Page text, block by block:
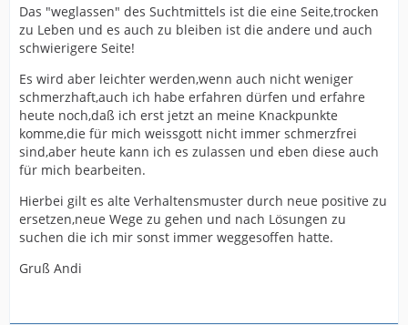
Das "weglassen" des Suchtmittels ist die eine Seite,trocken
zu Leben und es auch zu bleiben ist die andere und auch
schwierigere Seite!
Es wird aber leichter werden,wenn auch nicht weniger
schmerzhaft,auch ich habe erfahren dürfen und erfahre
heute noch,daß ich erst jetzt an meine Knackpunkte
komme,die für mich weissgott nicht immer schmerzfrei
sind,aber heute kann ich es zulassen und eben diese auch
für mich bearbeiten.
Hierbei gilt es alte Verhaltensmuster durch neue positive zu
ersetzen,neue Wege zu gehen und nach Lösungen zu
suchen die ich mir sonst immer weggesoffen hatte.
Gruß Andi